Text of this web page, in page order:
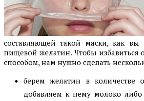
составляющей такой маски, как вы
пищевой желатин. Чтобы избавиться
способом, нам нужно сделать
берем желатин в количестве
добавляем к нему молоко